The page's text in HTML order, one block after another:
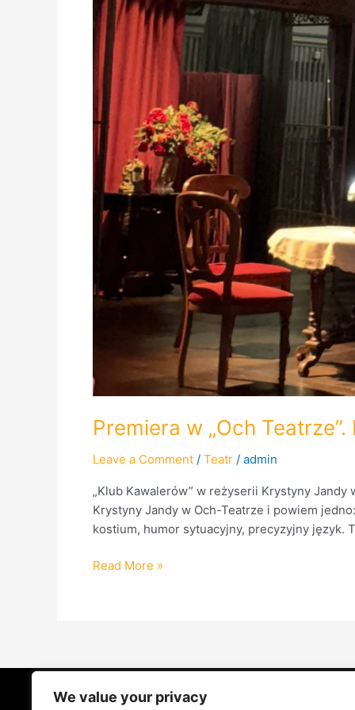
We value your privacy
Premiera w „Och
Leave a Comment / Teatr / admin
„Klub Kawalerów” w reżyserii Krystyny
Krystyny Jandy w Och-Teatrze i powiem
kostium, humor sytuacyjny, precyzyjny język.
Read More »
STRONA GŁÓWNA